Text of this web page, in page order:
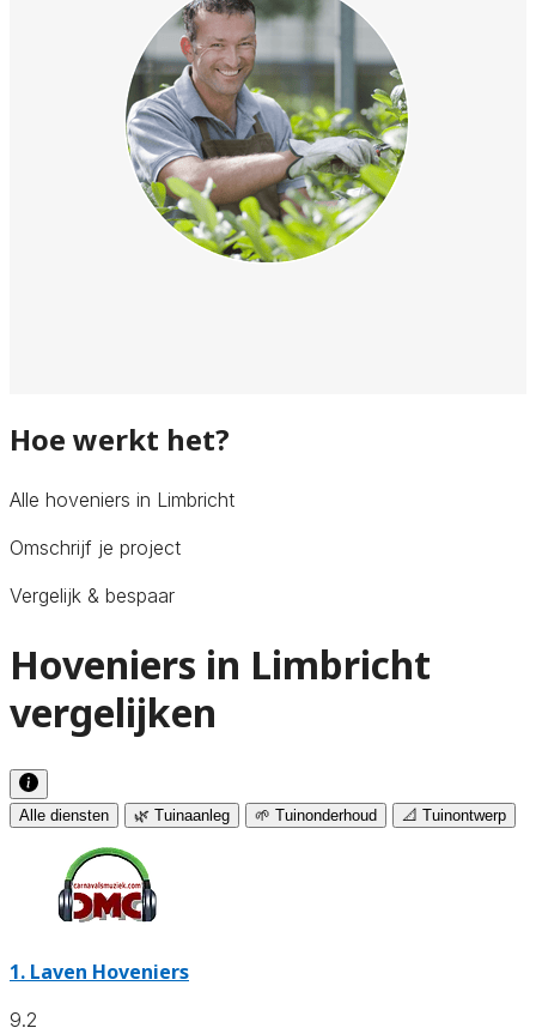
Hoe werkt het?
Alle hoveniers in Limbricht
Omschrijf je project
Vergelijk & bespaar
Hoveniers in Limbricht
vergelijken
Alle diensten 🌿 Tuinaanleg 🌱 Tuinonderhoud 📐 Tuinontwerp
1. Laven Hoveniers
9.2